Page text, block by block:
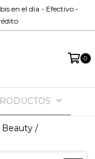
en el día - Efectivo -
0
Beauty /